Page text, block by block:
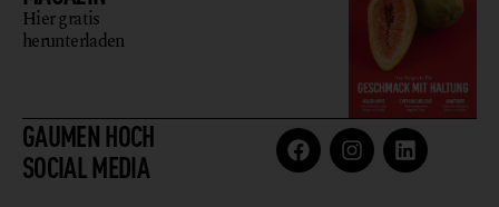
Hier gratis
herunterladen
GAUMEN HOCH
SOCIAL MEDIA